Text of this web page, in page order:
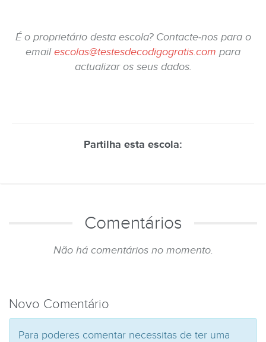
É o proprietário desta escola? Contacte-nos para o
emailescolas@testesdecodigogratis.com para
actualizar os seus dados.
Partilha esta escola:
Comentários
Não há comentários no momento.
Novo Comentário
Para poderes comentar necessitas de ter uma